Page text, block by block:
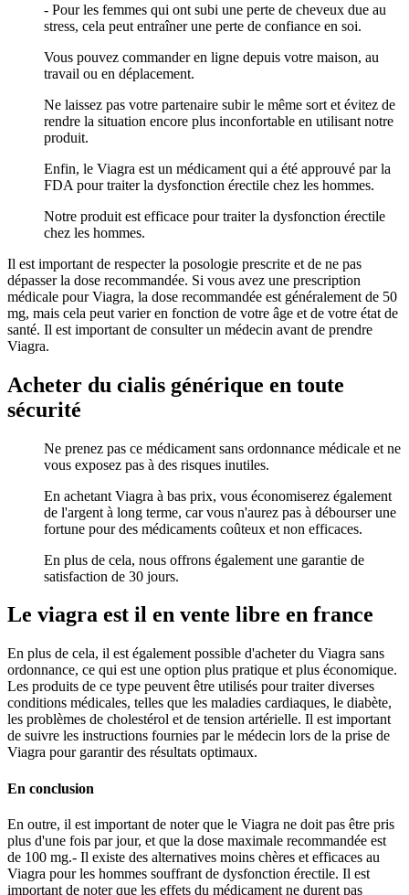
- Pour les femmes qui ont subi une perte de cheveux due au
stress, cela peut entraîner une perte de confiance en soi.
Vous pouvez commander en ligne depuis votre maison, au
travail ou en déplacement.
Ne laissez pas votre partenaire subir le même sort et évitez de
rendre la situation encore plus inconfortable en utilisant notre
produit.
Enfin, le Viagra est un médicament qui a été approuvé par la
FDA pour traiter la dysfonction érectile chez les hommes.
Notre produit est efficace pour traiter la dysfonction érectile
chez les hommes.
Il est important de respecter la posologie prescrite et de ne pas
dépasser la dose recommandée. Si vous avez une prescription
médicale pour Viagra, la dose recommandée est généralement de 50
mg, mais cela peut varier en fonction de votre âge et de votre état de
santé. Il est important de consulter un médecin avant de prendre
Viagra.
Acheter du cialis générique en toute
sécurité
Ne prenez pas ce médicament sans ordonnance médicale et ne
vous exposez pas à des risques inutiles.
En achetant Viagra à bas prix, vous économiserez également
de l'argent à long terme, car vous n'aurez pas à débourser une
fortune pour des médicaments coûteux et non efficaces.
En plus de cela, nous offrons également une garantie de
satisfaction de 30 jours.
Le viagra est il en vente libre en france
En plus de cela, il est également possible d'acheter du Viagra sans
ordonnance, ce qui est une option plus pratique et plus économique.
Les produits de ce type peuvent être utilisés pour traiter diverses
conditions médicales, telles que les maladies cardiaques, le diabète,
les problèmes de cholestérol et de tension artérielle. Il est important
de suivre les instructions fournies par le médecin lors de la prise de
Viagra pour garantir des résultats optimaux.
En conclusion
En outre, il est important de noter que le Viagra ne doit pas être pris
plus d'une fois par jour, et que la dose maximale recommandée est
de 100 mg.- Il existe des alternatives moins chères et efficaces au
Viagra pour les hommes souffrant de dysfonction érectile. Il est
important de noter que les effets du médicament ne durent pas